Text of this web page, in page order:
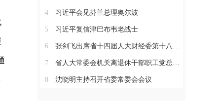
4 习近平会见芬兰总理奥尔波
5 习近平复信津巴布韦老战士
6 张剑飞出席省十四届人大财经委第十八次全体会议
7 省人大常委会机关离退休干部职工党总支召开2025年度总结表彰大会
8 沈晓明主持召开省委常委会会议